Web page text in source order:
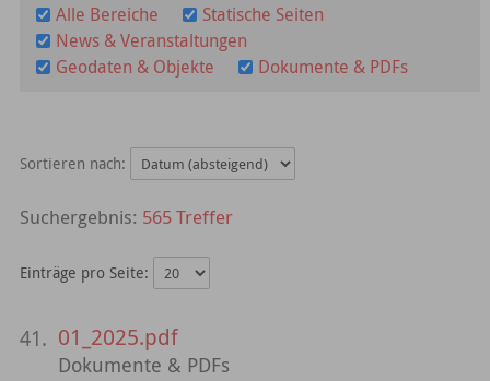
Alle Bereiche
Statische Seiten
News & Veranstaltungen
Geodaten & Objekte
Dokumente & PDFs
Sortieren nach:
565 Treffer
Einträge pro Seite:
41. 01_2025.pdf
Dokumente & PDFs